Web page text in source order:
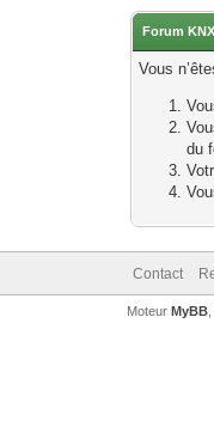
Forum
Vous
du
Contact
Moteur MyBB,